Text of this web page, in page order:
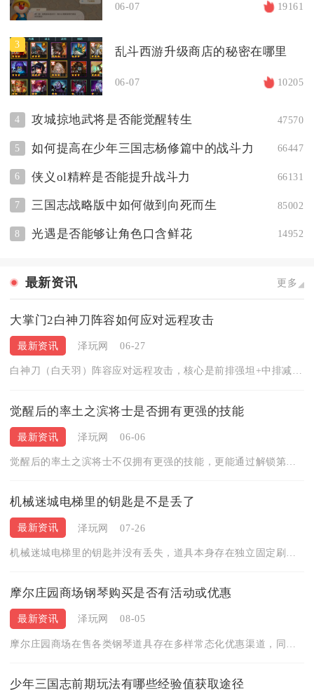
06-07 19161
3
乱斗西游升级商店的秘密在哪里
06-07 10205
4 攻城掠地武将是否能觉醒转生 47570
5 如何提高在少年三国志杨修篇中的战斗力 66447
6 侠义ol精粹是否能提升战斗力 66131
7 三国志战略版中如何做到向死而生 85002
8 光遇是否能够让角色口含鲜花 14952
最新资讯 更多
大掌门2白神刀阵容如何应对远程攻击
最新资讯 泽玩网 06-27
白神刀（白天羽）阵容应对远程攻击，核心是前排强坦+中排减益+...
觉醒后的率土之滨将士是否拥有更强的技能
最新资讯 泽玩网 06-06
机械迷城电梯里的钥匙是不是丢了
最新资讯 泽玩网 07-26
摩尔庄园商场钢琴购买是否有活动或优惠
最新资讯 泽玩网 08-05
少年三国志前期玩法有哪些经验值获取途径